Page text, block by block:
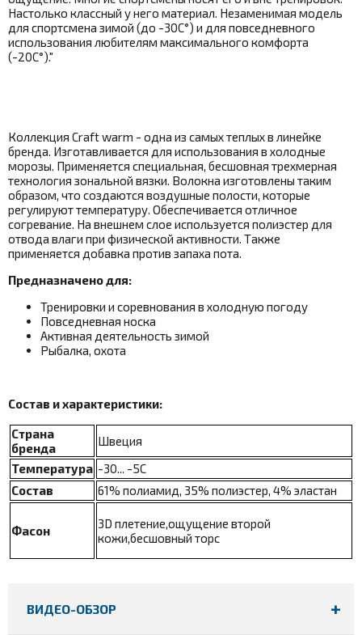
Настолько классный у него материал. Незаменимая модель
для спортсмена зимой (до -30С°) и для повседневного
использования любителям максимального комфорта
(-20С°)."
Коллекция Craft warm - одна из самых теплых в линейке
бренда. Изготавливается для использования в холодные
морозы. Применяется специальная, бесшовная трехмерная
технология зональной вязки. Волокна изготовлены таким
образом, что создаются воздушные полости, которые
регулируют температуру. Обеспечивается отличное
согревание. На внешнем слое используется полиэстер для
отвода влаги при физической активности. Также
применяется добавка против запаха пота.
Предназначено для:
Тренировки и соревнования в холодную погоду
Повседневная носка
Активная деятельность зимой
Рыбалка, охота
Состав и характеристики:
Страна
бренда
Швеция
Температура -30... -5С
Состав
61% полиамид, 35% полиэстер, 4% эластан
Фасон
3D плетение,ощущение второй
кожи,бесшовный торс
ВИДЕО-ОБЗОР